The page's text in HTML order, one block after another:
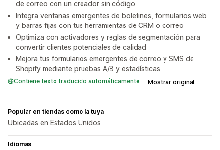
de correo con un creador sin código
Integra ventanas emergentes de boletines, formularios web
y barras fijas con tus herramientas de CRM o correo
Optimiza con activadores y reglas de segmentación para
convertir clientes potenciales de calidad
Mejora tus formularios emergentes de correo y SMS de
Shopify mediante pruebas A/B y estadísticas
Contiene texto traducido automáticamente Mostrar original
Popular en tiendas como la tuya
Ubicadas en Estados Unidos
Idiomas